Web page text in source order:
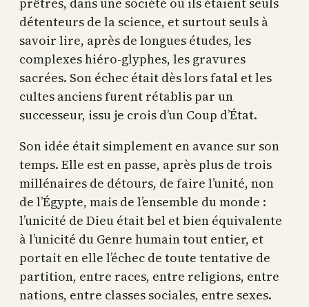
détenteurs de la science, et surtout seuls à
savoir lire, après de longues études, les
complexes hiéro-glyphes, les gravures
sacrées. Son échec était dès lors fatal et les
cultes anciens furent rétablis par un
successeur, issu je crois d’un Coup d’État.
Son idée était simplement en avance sur son
temps. Elle est en passe, après plus de trois
millénaires de détours, de faire l’unité, non
de l’Égypte, mais de l’ensemble du monde :
l’unicité de Dieu était bel et bien équivalente
à l’unicité du Genre humain tout entier, et
portait en elle l’échec de toute tentative de
partition, entre races, entre religions, entre
nations, entre classes sociales, entre sexes.